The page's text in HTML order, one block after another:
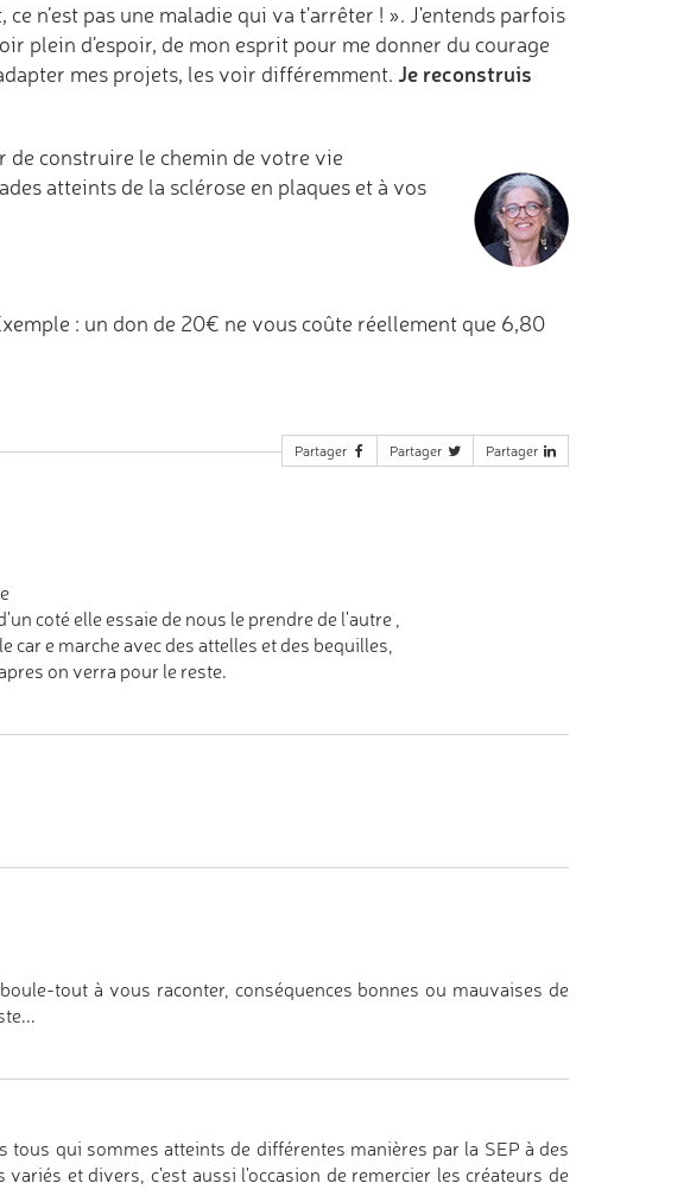
n’est pas une maladie qui va t'arrêter ! ». J'entends parfois
plein d'espoir, de mon esprit pour me donner du courage
mes projets, les voir différemment. Je reconstruis
de construire le chemin de votre vie
atteints de la sclérose en plaques et à vos
: un don de 20€ ne vous coûte réellement que 6,80
Partager Partager Partager
coté elle essaie de nous le prendre de l'autre ,
e marche avec des attelles et des bequilles,
on verra pour le reste.
tout à vous raconter, conséquences bonnes ou mauvaises de
qui sommes atteints de différentes manières par la SEP à des
et divers, c'est aussi l'occasion de remercier les créateurs de